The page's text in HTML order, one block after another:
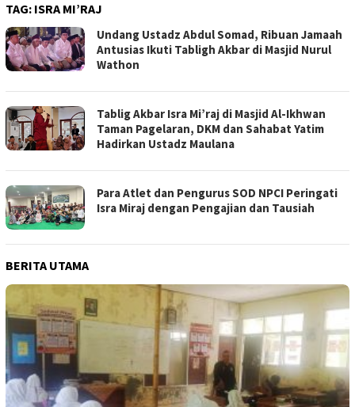
TAG: ISRA MI’RAJ
Undang Ustadz Abdul Somad, Ribuan Jamaah
Antusias Ikuti Tabligh Akbar di Masjid Nurul
Wathon
Tablig Akbar Isra Mi’raj di Masjid Al-Ikhwan
Taman Pagelaran, DKM dan Sahabat Yatim
Hadirkan Ustadz Maulana
Para Atlet dan Pengurus SOD NPCI Peringati
Isra Miraj dengan Pengajian dan Tausiah
BERITA UTAMA